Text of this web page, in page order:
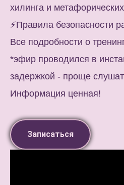
хилинга и
⚡️Правила безопасности
Все подробности о
*эфир проводился в
задержкой - проще
Информация ценная!
Записаться